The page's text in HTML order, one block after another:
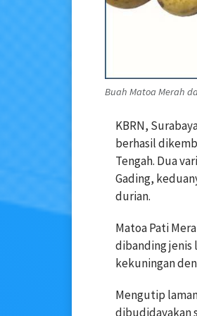
Buah Matoa Merah
KBRN,
berhasil
Tengah. Dua
Gading,
durian.
Matoa Pati
dibanding jenis
kekuningan
Mengutip
dibudidayakan